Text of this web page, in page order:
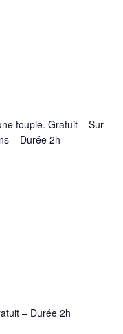
toupie. Gratuit – Sur
– Durée 2h
– Durée 2h